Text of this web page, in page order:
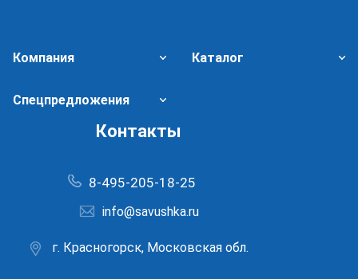
Компания Каталог
Спецпредложения
Контакты
8-495-205-18-25
info@savushka.ru
г. Красногорск, Московская обл.